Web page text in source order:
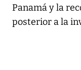
Panamá y la
posterior a la